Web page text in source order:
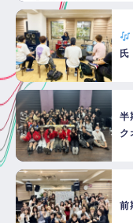
氏
半
ク
前